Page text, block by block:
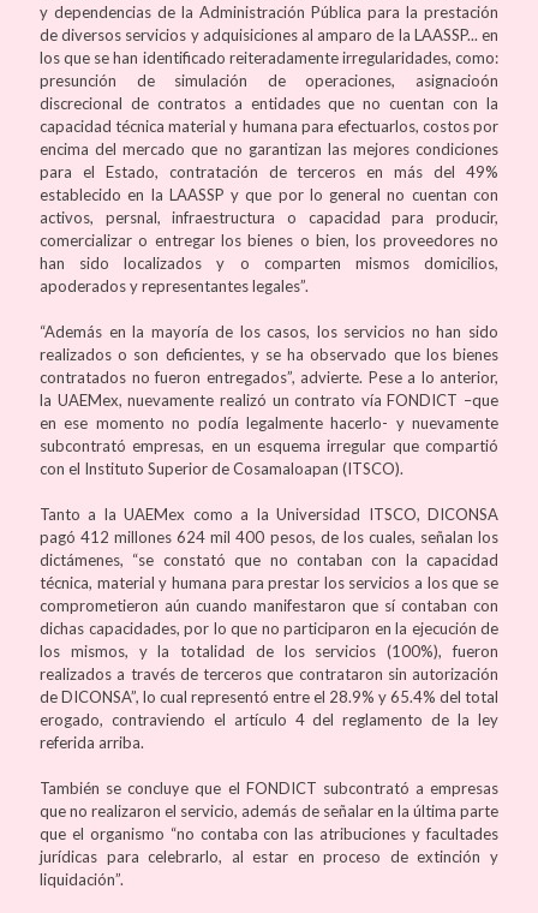
y dependencias de la Administración Pública para la prestación
de diversos servicios y adquisiciones al amparo de la LAASSP... en
los que se han identificado reiteradamente irregularidades, como:
presunción de simulación de operaciones, asignacioón
discrecional de contratos a entidades que no cuentan con la
capacidad técnica material y humana para efectuarlos, costos por
encima del mercado que no garantizan las mejores condiciones
para el Estado, contratación de terceros en más del 49%
establecido en la LAASSP y que por lo general no cuentan con
activos, persnal, infraestructura o capacidad para producir,
comercializar o entregar los bienes o bien, los proveedores no
han sido localizados y o comparten mismos domicilios,
apoderados y representantes legales”.
“Además en la mayoría de los casos, los servicios no han sido
realizados o son deficientes, y se ha observado que los bienes
contratados no fueron entregados”, advierte. Pese a lo anterior,
la UAEMex, nuevamente realizó un contrato vía FONDICT –que
en ese momento no podía legalmente hacerlo- y nuevamente
subcontrató empresas, en un esquema irregular que compartió
con el Instituto Superior de Cosamaloapan (ITSCO).
Tanto a la UAEMex como a la Universidad ITSCO, DICONSA
pagó 412 millones 624 mil 400 pesos, de los cuales, señalan los
dictámenes, “se constató que no contaban con la capacidad
técnica, material y humana para prestar los servicios a los que se
comprometieron aún cuando manifestaron que sí contaban con
dichas capacidades, por lo que no participaron en la ejecución de
los mismos, y la totalidad de los servicios (100%), fueron
realizados a través de terceros que contrataron sin autorización
de DICONSA”, lo cual representó entre el 28.9% y 65.4% del total
erogado, contraviendo el artículo 4 del reglamento de la ley
referida arriba.
También se concluye que el FONDICT subcontrató a empresas
que no realizaron el servicio, además de señalar en la última parte
que el organismo “no contaba con las atribuciones y facultades
jurídicas para celebrarlo, al estar en proceso de extinción y
liquidación”.